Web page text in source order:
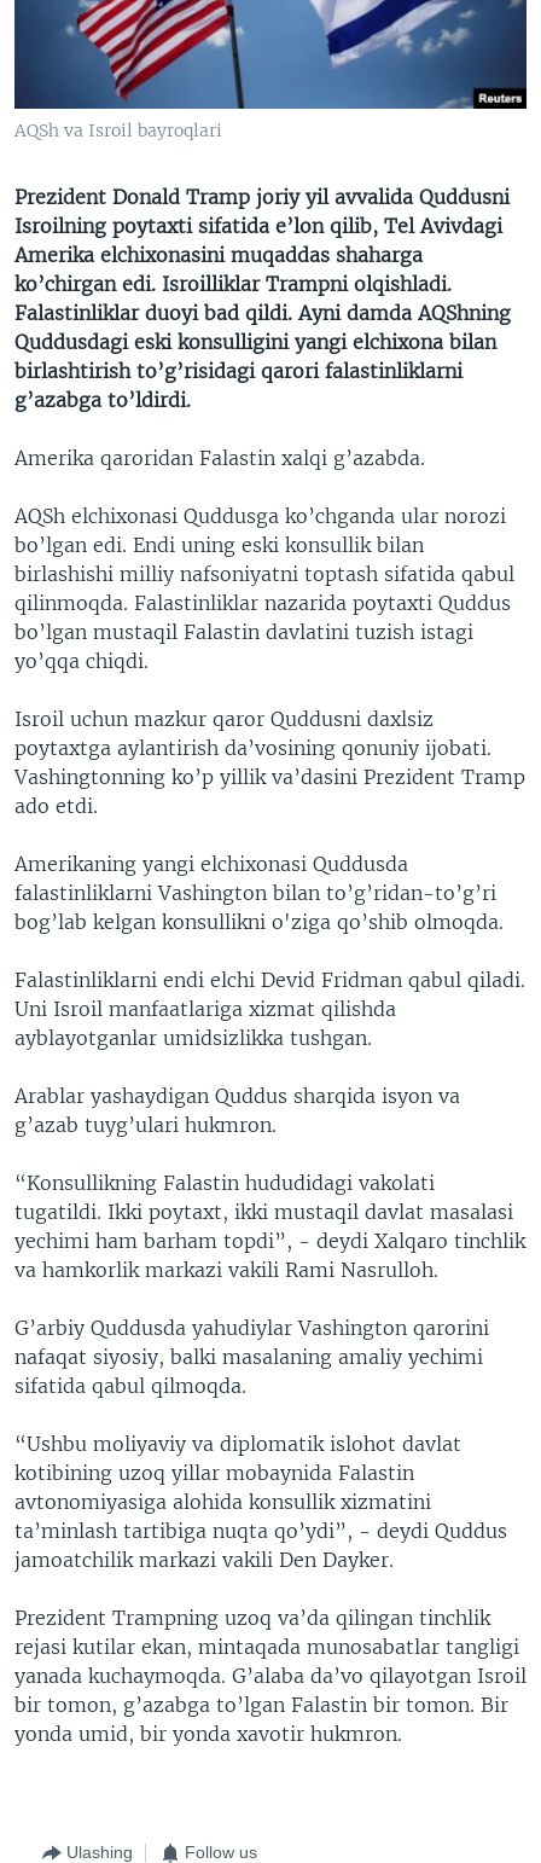
VIDEO
XABARLAR SURATLARDA
ODNOKLASSNIKI
TELEGRAM
TWITTER
AQSh va Isroil bayroqlari
Prezident Donald Tramp joriy yil avvalida Quddusni
Isroilning poytaxti sifatida e’lon qilib, Tel Avivdagi
Amerika elchixonasini muqaddas shaharga
ko’chirgan edi. Isroilliklar Trampni olqishladi.
Falastinliklar duoyi bad qildi. Ayni damda AQShning
Quddusdagi eski konsulligini yangi elchixona bilan
birlashtirish to’g’risidagi qarori falastinliklarni
g’azabga to’ldirdi.
Amerika qaroridan Falastin xalqi g’azabda.
AQSh elchixonasi Quddusga ko’chganda ular norozi
bo’lgan edi. Endi uning eski konsullik bilan
birlashishi milliy nafsoniyatni toptash sifatida qabul
qilinmoqda. Falastinliklar nazarida poytaxti Quddus
bo’lgan mustaqil Falastin davlatini tuzish istagi
yo’qqa chiqdi.
Isroil uchun mazkur qaror Quddusni daxlsiz
poytaxtga aylantirish da’vosining qonuniy ijobati.
Vashingtonning ko’p yillik va’dasini Prezident Tramp
ado etdi.
Amerikaning yangi elchixonasi Quddusda
falastinliklarni Vashington bilan to’g’ridan-to’g’ri
bog’lab kelgan konsullikni o'ziga qo’shib olmoqda.
Falastinliklarni endi elchi Devid Fridman qabul qiladi.
Uni Isroil manfaatlariga xizmat qilishda
ayblayotganlar umidsizlikka tushgan.
Arablar yashaydigan Quddus sharqida isyon va
g’azab tuyg’ulari hukmron.
“Konsullikning Falastin hududidagi vakolati
tugatildi. Ikki poytaxt, ikki mustaqil davlat masalasi
yechimi ham barham topdi”, - deydi Xalqaro tinchlik
va hamkorlik markazi vakili Rami Nasrulloh.
G’arbiy Quddusda yahudiylar Vashington qarorini
nafaqat siyosiy, balki masalaning amaliy yechimi
sifatida qabul qilmoqda.
“Ushbu moliyaviy va diplomatik islohot davlat
kotibining uzoq yillar mobaynida Falastin
avtonomiyasiga alohida konsullik xizmatini
ta’minlash tartibiga nuqta qo’ydi”, - deydi Quddus
jamoatchilik markazi vakili Den Dayker.
Prezident Trampning uzoq va’da qilingan tinchlik
rejasi kutilar ekan, mintaqada munosabatlar tangligi
yanada kuchaymoqda. G’alaba da’vo qilayotgan Isroil
bir tomon, g’azabga to’lgan Falastin bir tomon. Bir
yonda umid, bir yonda xavotir hukmron.
Ulashing Follow us